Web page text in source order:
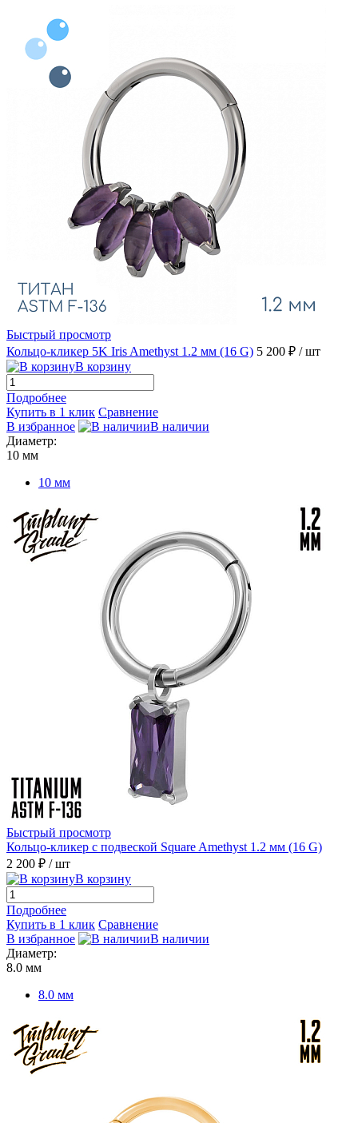
Быстрый просмотр
Кольцо-кликер 5K Iris Amethyst 1.2 мм (16 G) 5 200 ₽ / шт
В корзину
Подробнее
Купить в 1 клик Сравнение
В избранное
В наличии
Диаметр:
10 мм
10 мм
Быстрый просмотр
Кольцо-кликер с подвеской Square Amethyst 1.2 мм (16 G)
2 200 ₽ / шт
В корзину
Подробнее
Купить в 1 клик Сравнение
В избранное
В наличии
Диаметр:
8.0 мм
8.0 мм